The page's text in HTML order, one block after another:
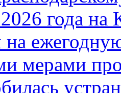
года на
на
мерами